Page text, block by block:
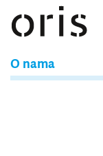
O nama